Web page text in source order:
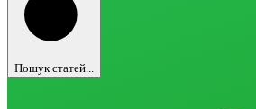
Пошук статей...